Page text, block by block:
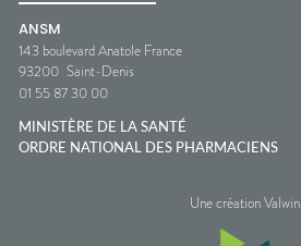
ANSM
143 boulevard Anatole France
93200 Saint-Denis
01 55 87 30 00
MINISTÈRE DE LA SANTÉ
ORDRE NATIONAL DES PHARMACIENS
Une création Valwin